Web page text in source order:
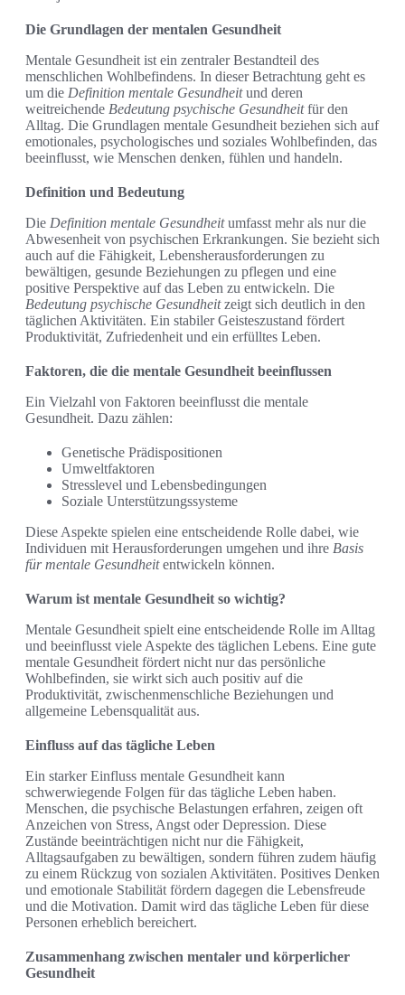
Die Grundlagen der mentalen Gesundheit
Mentale Gesundheit ist ein zentraler Bestandteil des
menschlichen Wohlbefindens. In dieser Betrachtung geht es
um die Definition mentale Gesundheitund deren
weitreichende Bedeutung psychische Gesundheitfür den
Alltag. Die Grundlagen mentale Gesundheit beziehen sich auf
emotionales, psychologisches und soziales Wohlbefinden, das
beeinflusst, wie Menschen denken, fühlen und handeln.
Definition und Bedeutung
Die Definition mentale Gesundheitumfasst mehr als nur die
Abwesenheit von psychischen Erkrankungen. Sie bezieht sich
auch auf die Fähigkeit, Lebensherausforderungen zu
bewältigen, gesunde Beziehungen zu pflegen und eine
positive Perspektive auf das Leben zu entwickeln. Die
Bedeutung psychische Gesundheitzeigt sich deutlich in den
täglichen Aktivitäten. Ein stabiler Geisteszustand fördert
Produktivität, Zufriedenheit und ein erfülltes Leben.
Faktoren, die die mentale Gesundheit beeinflussen
Ein Vielzahl von Faktoren beeinflusst die mentale
Gesundheit. Dazu zählen:
Genetische Prädispositionen
Umweltfaktoren
Stresslevel und Lebensbedingungen
Soziale Unterstützungssysteme
Diese Aspekte spielen eine entscheidende Rolle dabei, wie
Individuen mit Herausforderungen umgehen und ihre Basis
für mentale Gesundheitentwickeln können.
Warum ist mentale Gesundheit so wichtig?
Mentale Gesundheit spielt eine entscheidende Rolle im Alltag
und beeinflusst viele Aspekte des täglichen Lebens. Eine gute
mentale Gesundheit fördert nicht nur das persönliche
Wohlbefinden, sie wirkt sich auch positiv auf die
Produktivität, zwischenmenschliche Beziehungen und
allgemeine Lebensqualität aus.
Einfluss auf das tägliche Leben
Ein starker Einfluss mentale Gesundheit kann
schwerwiegende Folgen für das tägliche Leben haben.
Menschen, die psychische Belastungen erfahren, zeigen oft
Anzeichen von Stress, Angst oder Depression. Diese
Zustände beeinträchtigen nicht nur die Fähigkeit,
Alltagsaufgaben zu bewältigen, sondern führen zudem häufig
zu einem Rückzug von sozialen Aktivitäten. Positives Denken
und emotionale Stabilität fördern dagegen die Lebensfreude
und die Motivation. Damit wird das tägliche Leben für diese
Personen erheblich bereichert.
Zusammenhang zwischen mentaler und körperlicher
Gesundheit